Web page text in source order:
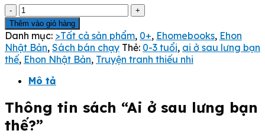
39.000 VND.
35.000 VND.
Ai
Ở
Sau
Lưng
Bạn
Thế
-
Người
Bạn
Ở
Thêm vào giỏ hàng
Danh mục: >Tất cả sản phẩm, 0+, Ehomebooks, Ehon
Nhật Bản, Sách bán chạy Thẻ: 0-3 tuổi, ai ở sau lưng bạn
thế, Ehon Nhật Bản, Truyện tranh thiếu nhi
Mô tả
Thông tin sách “Ai ở sau lưng bạn
thế?”